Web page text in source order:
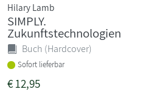
Hilary Lamb
SIMPLY.
Zukunftstechnologien
Buch (Hardcover)
Sofort lieferbar
€12,95